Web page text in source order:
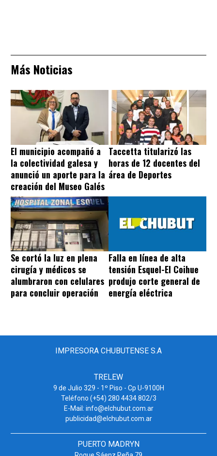
Más Noticias
El municipio acompañó a
la colectividad galesa y
anunció un aporte para la
creación del Museo Galés
Taccetta titularizó las
horas de 12 docentes del
área de Deportes
Se cortó la luz en plena
cirugía y médicos se
alumbraron con celulares
para concluir operación
Falla en línea de alta
tensión Esquel-El Coihue
produjo corte general de
energía eléctrica
IMPRESORA CHUBUTENSE S.A
TRELEW
9 de Julio 329 - 1º Piso - Cp U-9100H
Teléfono (+54) 280 4434 802/3
E-Mail: info@elchubut.com.ar
publicidad@elchubut.com.ar
PUERTO MADRYN